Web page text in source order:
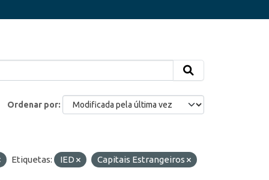
Ordenar por
Etiquetas: IED Capitais Estrangeiros